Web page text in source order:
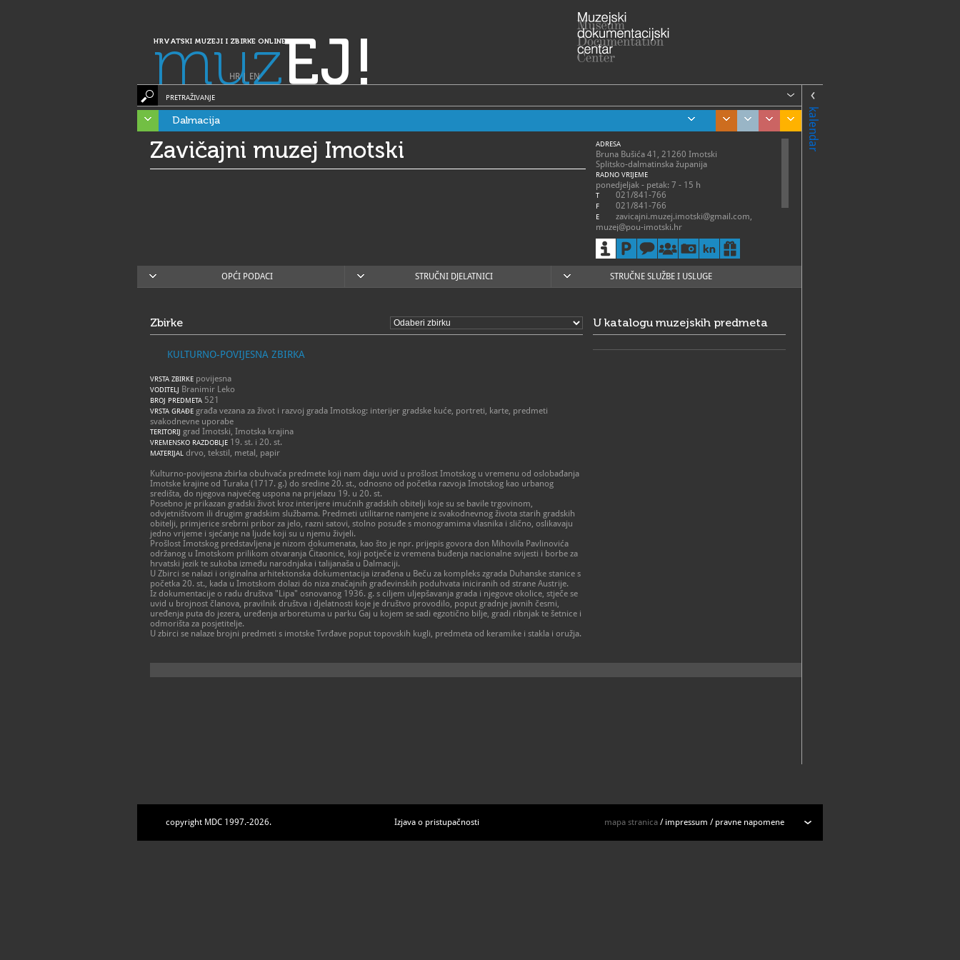
HRVATSKI MUZEJI I ZBIRKE ONLINE
muzEJ!
HR| EN
kalendar
PRETRAŽIVANJE
Dalmacija
Zavičajni muzej Imotski ADRESA
Bruna Bušića 41, 21260 Imotski
Splitsko-dalmatinska županija
RADNO VRIJEME
ponedjeljak - petak: 7 - 15 h
T 021/841-766
F 021/841-766
E
zavicajni.muzej.imotski@gmail.com,
muzej@pou-imotski.hr
W
https://imotski.hr/muzej/
https://visitimota.com/zavicajni-muzej-
imotski/
OPĆI PODACI
STRUČNI DJELATNICI STRUČNE SLUŽBE I USLUGE
Zbirke
KULTURNO-POVIJESNA ZBIRKA
VRSTA ZBIRKE povijesna
VODITELJ Branimir Leko
BROJ PREDMETA 521
VRSTA GRAĐE građa vezana za život i razvoj grada Imotskog: interijer gradske kuće, portreti, karte, predmeti
svakodnevne uporabe
TERITORIJ grad Imotski, Imotska krajina
VREMENSKO RAZDOBLJE 19. st. i 20. st.
MATERIJAL drvo, tekstil, metal, papir
Kulturno-povijesna zbirka obuhvaća predmete koji nam daju uvid u prošlost Imotskog u vremenu od oslobađanja
Imotske krajine od Turaka (1717. g.) do sredine 20. st., odnosno od početka razvoja Imotskog kao urbanog
središta, do njegova najvećeg uspona na prijelazu 19. u 20. st.
Posebno je prikazan gradski život kroz interijere imućnih gradskih obitelji koje su se bavile trgovinom,
odvjetništvom ili drugim gradskim službama. Predmeti utilitarne namjene iz svakodnevnog života starih gradskih
obitelji, primjerice srebrni pribor za jelo, razni satovi, stolno posuđe s monogramima vlasnika i slično, oslikavaju
jedno vrijeme i sjećanje na ljude koji su u njemu živjeli.
Prošlost Imotskog predstavljena je nizom dokumenata, kao što je npr. prijepis govora don Mihovila Pavlinovića
održanog u Imotskom prilikom otvaranja Čitaonice, koji potječe iz vremena buđenja nacionalne svijesti i borbe za
hrvatski jezik te sukoba između narodnjaka i talijanaša u Dalmaciji.
U Zbirci se nalazi i originalna arhitektonska dokumentacija izrađena u Beču za kompleks zgrada Duhanske stanice s
početka 20. st., kada u Imotskom dolazi do niza značajnih građevinskih poduhvata iniciranih od strane Austrije.
Iz dokumentacije o radu društva "Lipa" osnovanog 1936. g. s ciljem uljepšavanja grada i njegove okolice, stječe se
uvid u brojnost članova, pravilnik društva i djelatnosti koje je društvo provodilo, poput gradnje javnih česmi,
uređenja puta do jezera, uređenja arboretuma u parku Gaj u kojem se sadi egzotično bilje, gradi ribnjak te šetnice i
odmorišta za posjetitelje.
U zbirci se nalaze brojni predmeti s imotske Tvrđave poput topovskih kugli, predmeta od keramike i stakla i oružja.
U katalogu muzejskih predmeta
copyright MDC 1997.-2026. Izjava o pristupačnosti mapa stranica / impressum / pravne napomene